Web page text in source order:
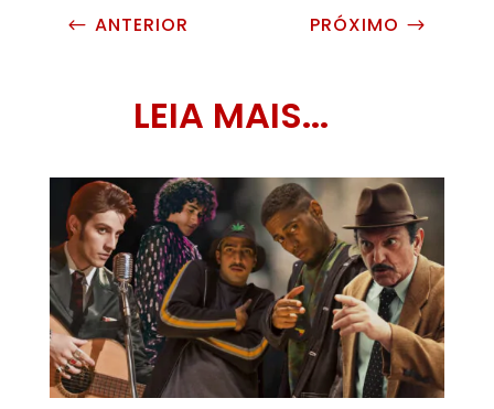
# ANTERIOR PRÓXIMO $
LEIA MAIS...